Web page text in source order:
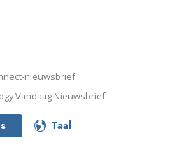
nieuwsbrief
Vandaag Nieuwsbrief
Taal